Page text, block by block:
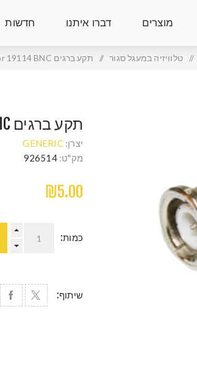
מוצרים דברו איתנו חדשות
/ טלוויזיה במעגל סגור / תקע ברגים RG59 Connector 19114 BNC
תקע ברגים RG59 CONNECTOR 19114 BNC
יצרן: GENERIC
מק"ט: 926514
₪5.00
כמות:
שיתוף: